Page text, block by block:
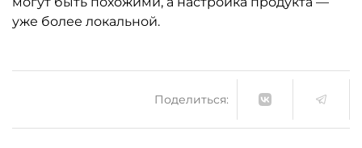
уже более локальной.
Поделиться: